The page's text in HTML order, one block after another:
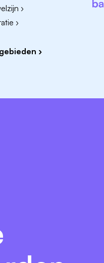
twee betrokken
vertrouwen en
Stichting Wolderwijs
en de vacature kun je
e-mail op
ten Brinke (HR adviseur)
›
›
›